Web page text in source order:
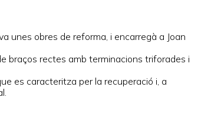
unes obres de reforma, i encarregà a Joan
braços rectes amb terminacions triforades i
es caracteritza per la recuperació i, a